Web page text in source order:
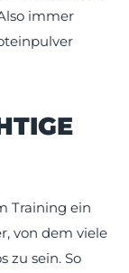
immer
Training ein
von dem viele
zu sein. So